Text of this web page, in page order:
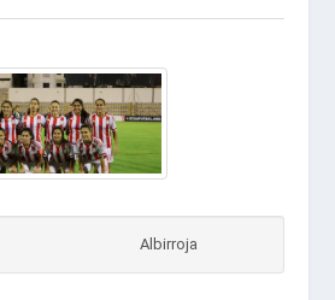
Albirroja